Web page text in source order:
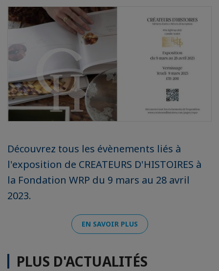
Découvrez tous les évènements liés à
l'exposition de CREATEURS D'HISTOIRES à
la Fondation WRP du 9 mars au 28 avril
2023.
EN SAVOIR PLUS
PLUS D'ACTUALITÉS